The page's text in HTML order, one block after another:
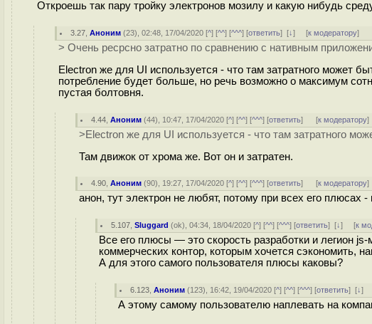
Откроешь так пару тройку электронов мозилу и какую нибудь
3.27 ,Аноним (23), 02:48, 17/04/2020 [^] [^^] [^^^] [ответить][↓] [к модератору]
> Очень ресрсно затратно по сравнению с нативным
Electron же для UI используется - что там затратного может
потребление будет больше, но речь возможно о максимум
пустая болтовня.
4.44 ,Аноним (44), 10:47, 17/04/2020 [^] [^^] [^^^] [ответить] [к модератору]
>Electron же для UI используется - что там затратного
Там движок от хрома же. Вот он и затратен.
4.90 ,Аноним (90), 19:27, 17/04/2020 [^] [^^] [^^^] [ответить] [к модератору]
анон, тут электрон не любят, потому при всех его плюсах
5.107 ,Sluggard (ok), 04:34, 18/04/2020 [^] [^^] [^^^] [ответить][↓] [к
Все его плюсы — это скорость разработки и легион
коммерческих контор, которым хочется сэкономить,
А для этого самого пользователя плюсы каковы?
6.123 ,Аноним (123), 16:42, 19/04/2020 [^] [^^] [^^^] [ответить][↓]
А этому самому пользователю наплевать на